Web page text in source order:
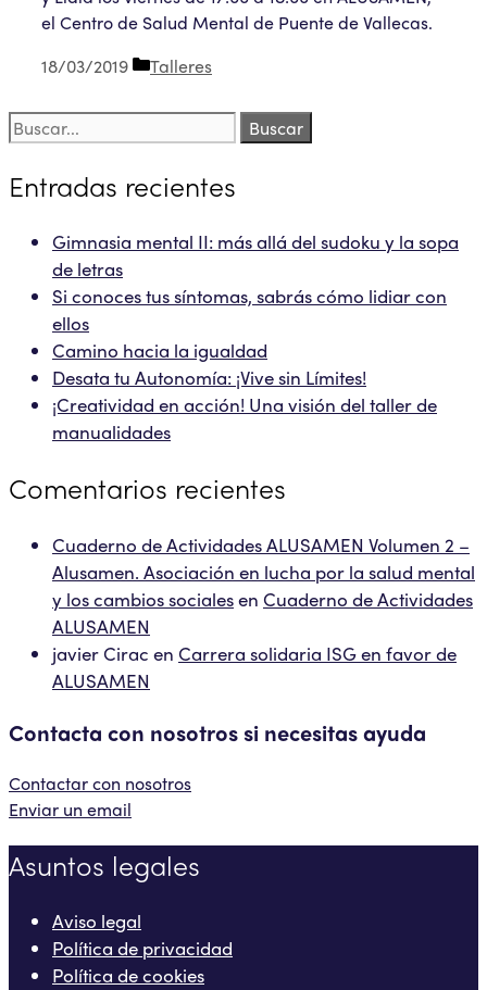
el Centro de Salud Mental de Puente de Vallecas.
18/03/2019
Categorías
Talleres
Buscar:
Entradas recientes
Gimnasia mental II: más allá del sudoku y la sopa
de letras
Si conoces tus síntomas, sabrás cómo lidiar con
ellos
Camino hacia la igualdad
Desata tu Autonomía: ¡Vive sin Límites!
¡Creatividad en acción! Una visión del taller de
manualidades
Comentarios recientes
Cuaderno de Actividades ALUSAMEN Volumen 2 –
Alusamen. Asociación en lucha por la salud mental
y los cambios socialesen Cuaderno de Actividades
ALUSAMEN
javier Cirac en Carrera solidaria ISG en favor de
ALUSAMEN
Contacta con nosotros si necesitas ayuda
Contactar con nosotros
Enviar un email
Asuntos legales
Aviso legal
Política de privacidad
Política de cookies